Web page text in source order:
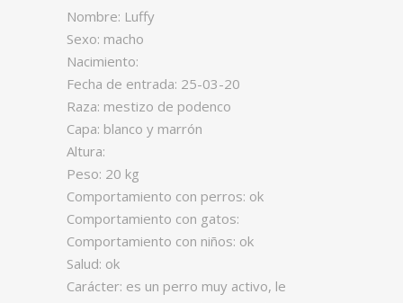
Nombre: Luffy
Sexo: macho
Nacimiento:
Fecha de entrada: 25-03-20
Raza: mestizo de podenco
Capa: blanco y marrón
Altura:
Peso: 20 kg
Comportamiento con perros: ok
Comportamiento con gatos:
Comportamiento con niños: ok
Salud: ok
Carácter: es un perro muy activo, le